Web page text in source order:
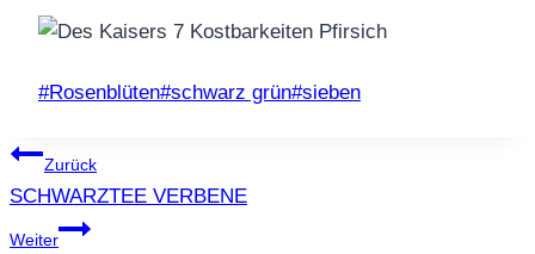
Schlagworte:
#Rosenblüten#schwarz grün#sieben
Beitragsnavigation
Zurück
SCHWARZTEE VERBENE
Weiter